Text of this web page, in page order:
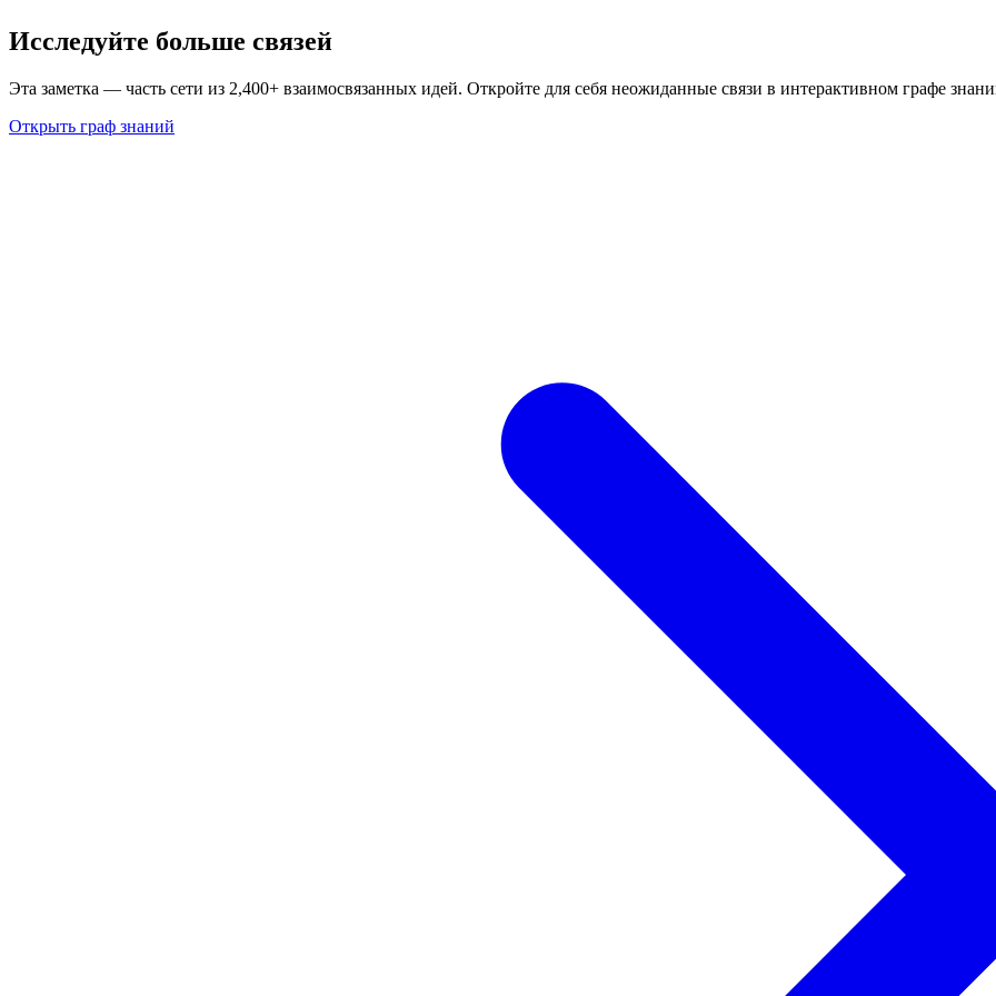
Исследуйте больше связей
Эта заметка — часть сети из 2,400+ взаимосвязанных идей. Откройте для себя неожиданные связи в интерактивном графе
Открыть граф знаний